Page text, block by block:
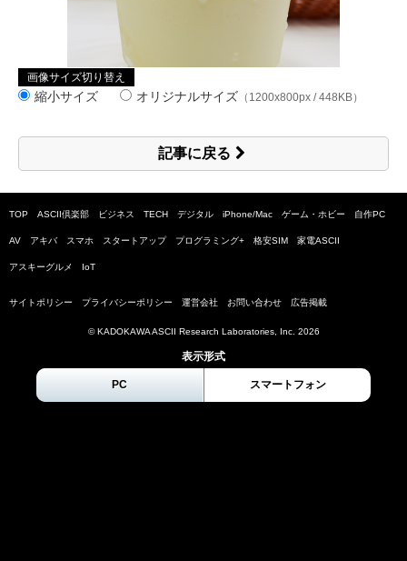
画像サイズ切り替え
縮小サイズ オリジナルサイズ （1200x800px / 448KB）
記事に戻る
TOP ASCII倶楽部 ビジネス TECH デジタル iPhone/Mac ゲーム・ホビー 自作PC
AV アキバ スマホ スタートアップ プログラミング+ 格安SIM 家電ASCII
アスキーグルメ IoT
サイトポリシー プライバシーポリシー 運営会社 お問い合わせ 広告掲載
© KADOKAWA ASCII Research Laboratories, Inc. 2026
表示形式
PC スマートフォン